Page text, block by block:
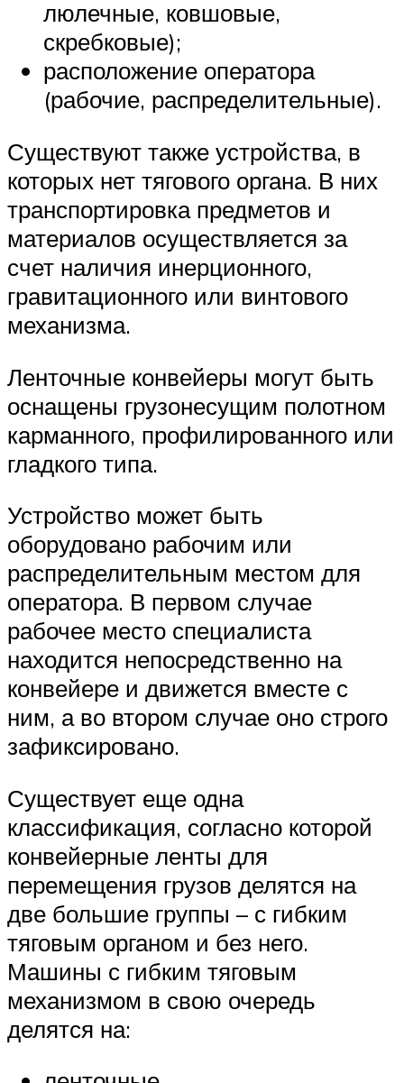
люлечные, ковшовые,
скребковые);
расположение оператора
(рабочие, распределительные).
Существуют также устройства, в
которых нет тягового органа. В них
транспортировка предметов и
материалов осуществляется за
счет наличия инерционного,
гравитационного или винтового
механизма.
Ленточные конвейеры могут быть
оснащены грузонесущим полотном
карманного, профилированного или
гладкого типа.
Устройство может быть
оборудовано рабочим или
распределительным местом для
оператора. В первом случае
рабочее место специалиста
находится непосредственно на
конвейере и движется вместе с
ним, а во втором случае оно строго
зафиксировано.
Существует еще одна
классификация, согласно которой
конвейерные ленты для
перемещения грузов делятся на
две большие группы – с гибким
тяговым органом и без него.
Машины с гибким тяговым
механизмом в свою очередь
делятся на: